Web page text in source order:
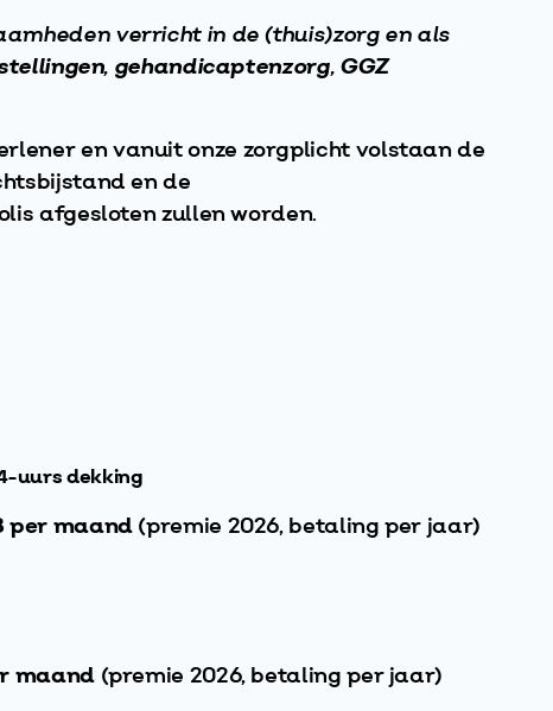
verricht in de (thuis)zorg en als
, gehandicaptenzorg, GGZ
en vanuit onze zorgplicht volstaan de
en de
afgesloten zullen worden.
uurs dekking
per maand(premie 2026, betaling per jaar)
maand(premie 2026, betaling per jaar)